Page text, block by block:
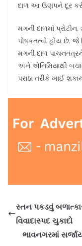
દાળ આ ઉણપને દૂર
મગની દાળમાં
પોષકતત્વો હોય છે, જે
મગની દાળ
અને એનિમિયાથી
પરાઠા તરીકે ખાઈ
સ્તન પકડવું
વિવાદાસ્પદ ચુકાદો
ભાવનગરમાં